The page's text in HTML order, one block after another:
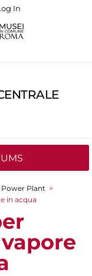
In
Power Plant >
in acqua